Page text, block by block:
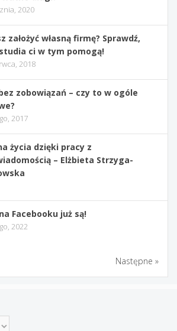
2020
założyć własną firmę? Sprawdź,
ci w tym pomogą!
2018
zobowiązań – czy to w ogóle
2017
życia dzięki pracy z
– Elżbieta Strzyga-
Facebooku już są!
2022
Następne »